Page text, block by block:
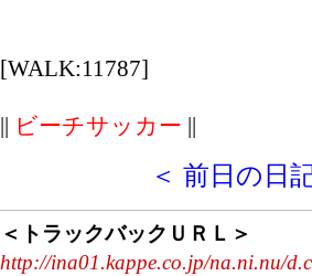
[WALK:11787]
|| ビーチサッカー ||
＜ 前日の日
＜トラックバックＵＲＬ＞
http://ina01.kappe.co.jp/na.ni.nu/